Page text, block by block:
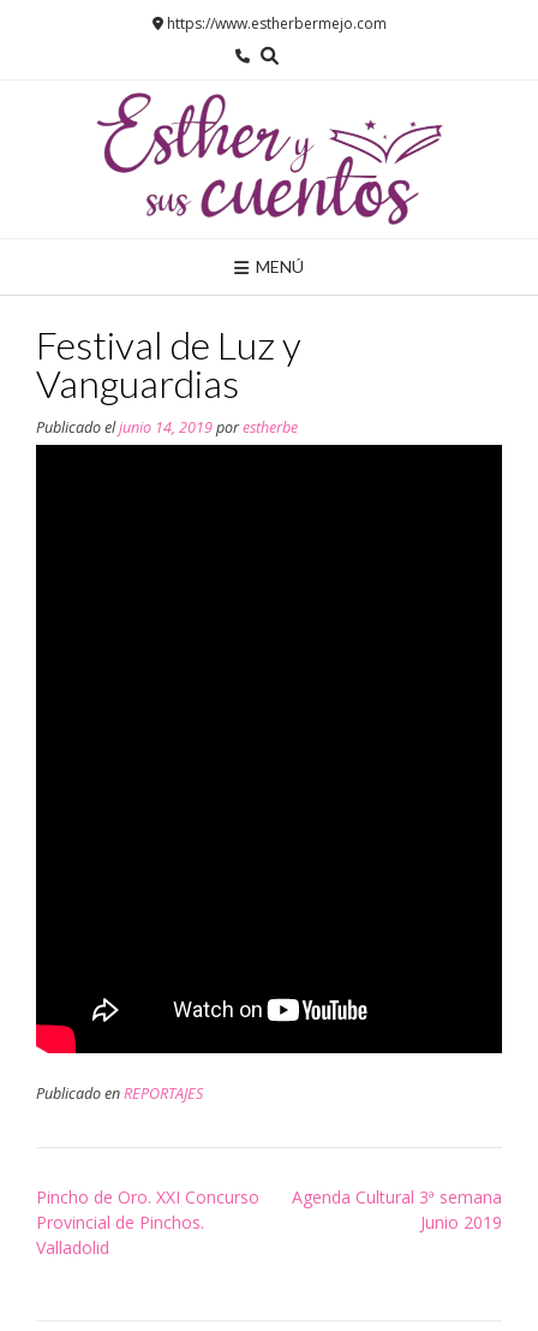
https://www.estherbermejo.com
MENÚ
Festival de Luz y
Vanguardias
Publicado eljunio 14, 2019porestherbe
Publicado enREPORTAJES
Navegación
de
entradas
Pincho de Oro. XXI Concurso
Provincial de Pinchos.
Valladolid
Agenda Cultural 3ª semana
Junio 2019